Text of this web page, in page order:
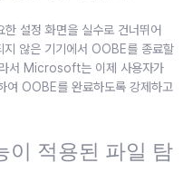
설정 화면을 실수로 건너뛰어
지 않은 기기에서 OOBE를 종료할
서 Microsoft는 이제 사용자가
OOBE를 완료하도록 강제하고
이 적용된 파일 탐